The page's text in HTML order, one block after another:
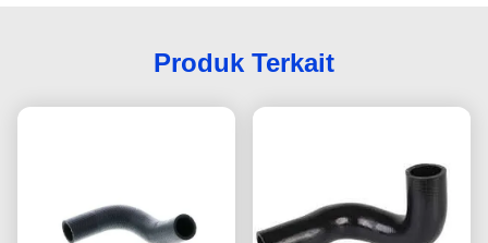
Produk Terkait